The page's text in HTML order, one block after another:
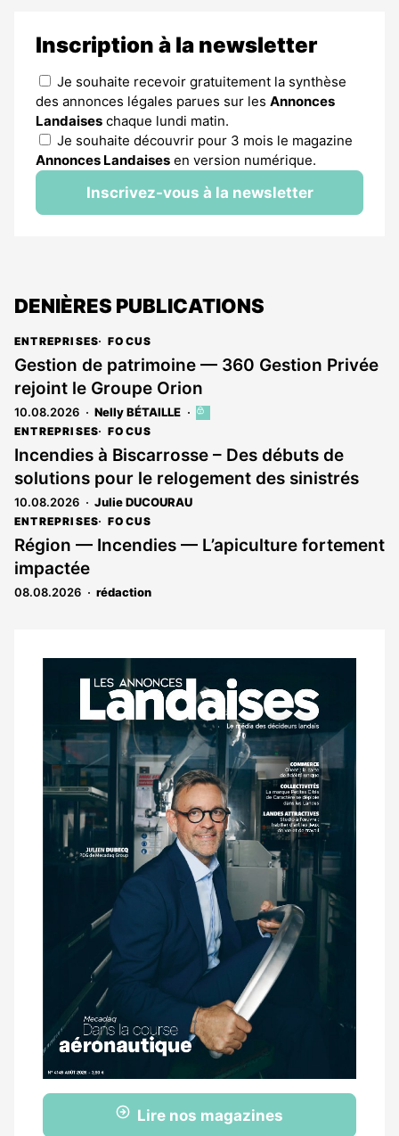
Inscription à la newsletter
Je souhaite recevoir gratuitement la synthèse
des annonces légales parues sur les Annonces
Landaises chaque lundi matin.
Je souhaite découvrir pour 3 mois le magazine
Annonces Landaises en version numérique.
Inscrivez-vous à la newsletter
DENIÈRES PUBLICATIONS
ENTREPRISES FOCUS
Gestion de patrimoine — 360 Gestion Privée
rejoint le Groupe Orion
10.08.2026 Nelly BÉTAILLE
Cet
réservé
aux
ENTREPRISES FOCUS
Incendies à Biscarrosse – Des débuts de
solutions pour le relogement des sinistrés
10.08.2026 Julie DUCOURAU
ENTREPRISES FOCUS
Région — Incendies — L’apiculture fortement
impactée
08.08.2026 rédaction
Notre
dernier
magazine
Lire nos magazines